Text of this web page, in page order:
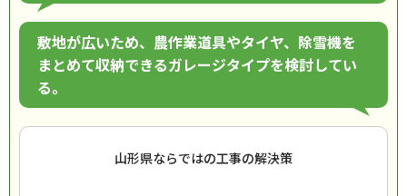
敷地が広いため、農作業道具やタイヤ、除雪機を
まとめて収納できるガレージタイプを検討してい
る。
山形県ならではの工事の解決策